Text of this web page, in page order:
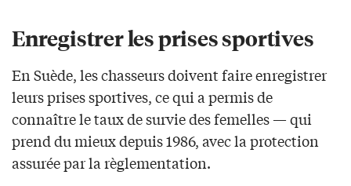
Enregistrer les prises sportives
En Suède, les chasseurs doivent faire enregistrer
leurs prises sportives, ce qui a permis de
connaître le taux de survie des femelles — qui
prend du mieux depuis 1986, avec la protection
assurée par la règlementation.